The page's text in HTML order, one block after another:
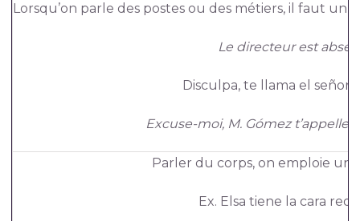
Lorsqu’on parle des postes ou des métiers, il faut un
Le directeur est
Disculpa, te llama el señor
Excuse-moi, M. Gómez t’appelle
Parler du corps, on emploie un
Ex. Elsa tiene la cara